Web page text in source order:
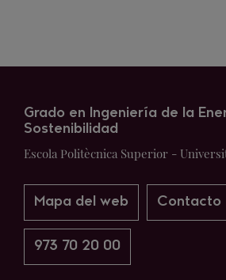
Grado en Ingeniería de la
Sostenibilidad
Escola Politècnica Superior -
Mapa del web Contacto
973 70 20 00